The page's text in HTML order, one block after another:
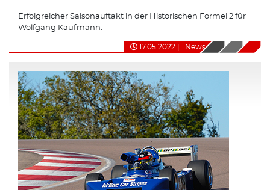
Erfolgreicher Saisonauftakt in der Historischen Formel 2 für
Wolfgang Kaufmann.
17.05.2022 News